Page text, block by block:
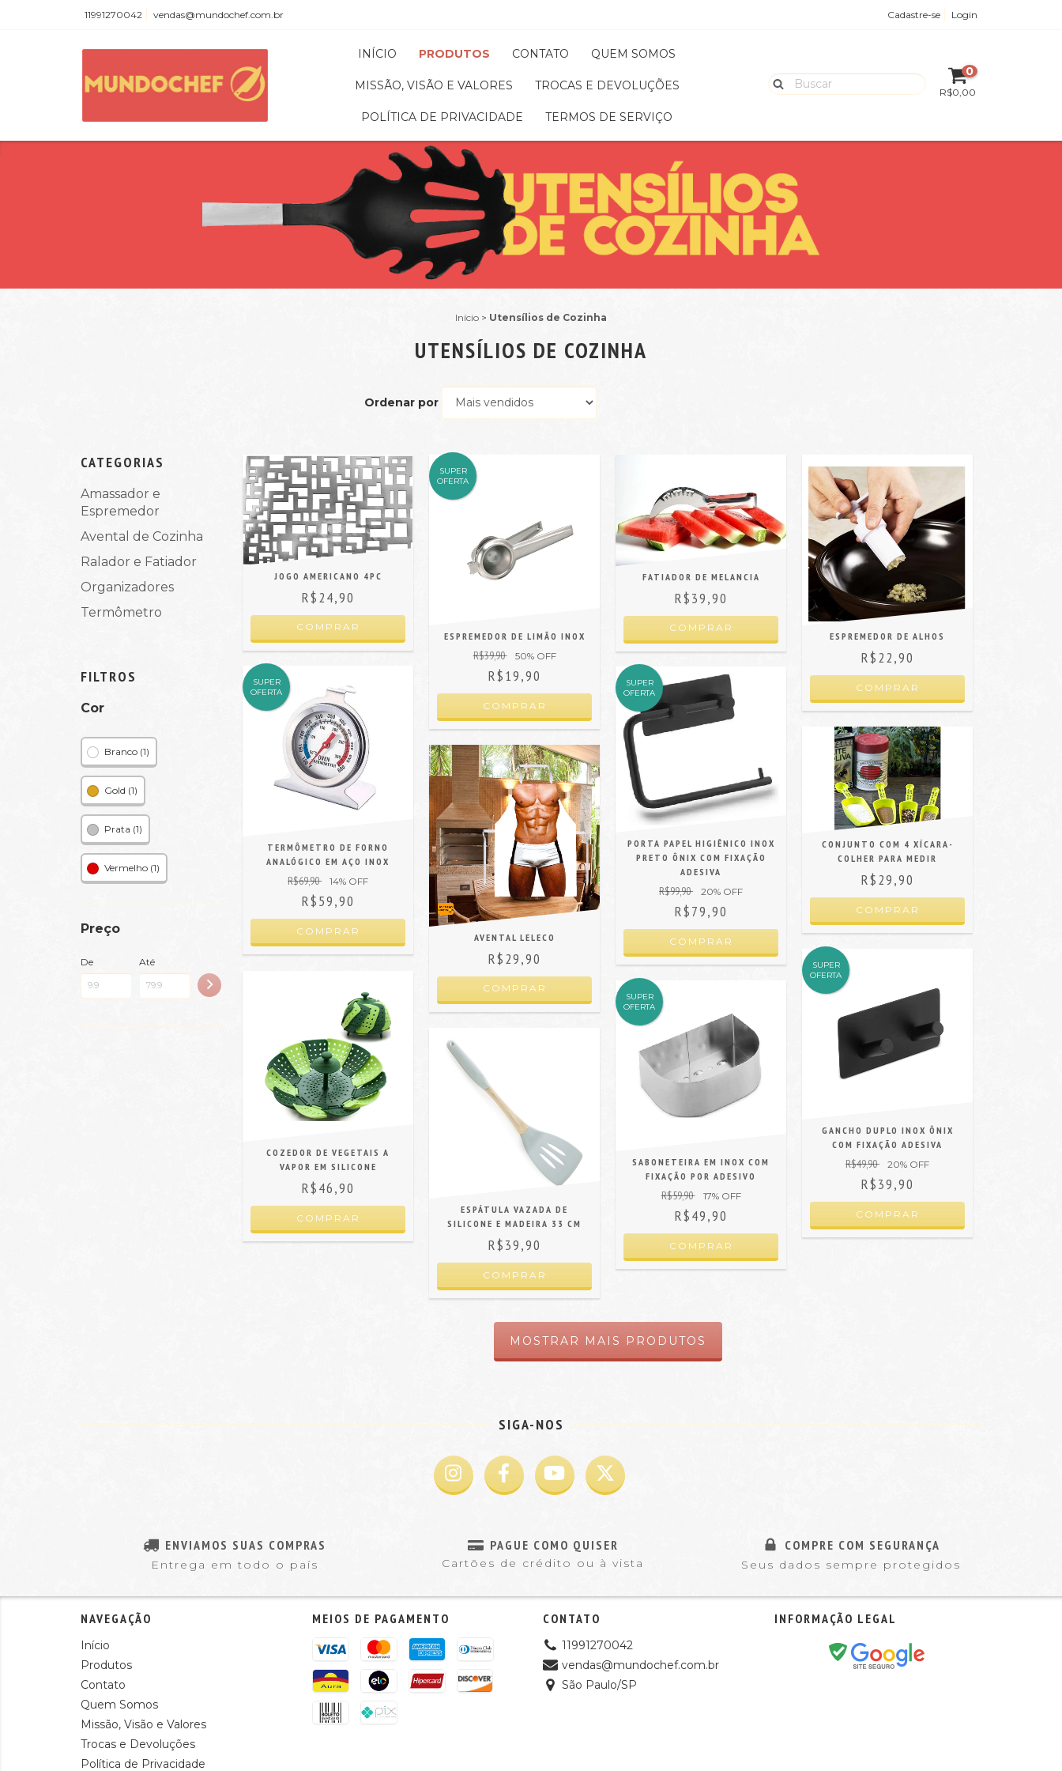
11991270042 vendas@mundochef.com.br Cadastre-se Login
INÍCIO PRODUTOS CONTATO QUEM SOMOS
MISSÃO, VISÃO E VALORES TROCAS E DEVOLUÇÕES
POLÍTICA DE PRIVACIDADE TERMOS DE SERVIÇO
0
R$0,00
Início > Utensílios de Cozinha
UTENSÍLIOS DE COZINHA
Ordenar por
CATEGORIAS
Amassador e
Espremedor
Avental de Cozinha
Ralador e Fatiador
Organizadores
Termômetro
FILTROS
Cor
Branco (1)
Gold (1)
Prata (1)
Vermelho (1)
Preço
De Até
JOGO AMERICANO 4PC
R$24,90
COMPRAR
SUPER
OFERTA
ESPREMEDOR DE LIMÃO INOX
R$39,90 50% OFF
R$19,90
FATIADOR DE MELANCIA
R$39,90
ESPREMEDOR DE ALHOS
R$22,90
SUPER
OFERTA
TERMÔMETRO DE FORNO
ANALÓGICO EM AÇO INOX
R$69,90 14% OFF
R$59,90
AVENTAL LELECO
R$29,90
SUPER
OFERTA
PORTA PAPEL HIGIÊNICO INOX
PRETO ÔNIX COM FIXAÇÃO
ADESIVA
R$99,90 20% OFF
R$79,90
CONJUNTO COM 4 XÍCARA-
COLHER PARA MEDIR
R$29,90
COZEDOR DE VEGETAIS A
VAPOR EM SILICONE
R$46,90
ESPÁTULA VAZADA DE
SILICONE E MADEIRA 33 CM
R$39,90
SUPER
OFERTA
SABONETEIRA EM INOX COM
FIXAÇÃO POR ADESIVO
R$59,90 17% OFF
R$49,90
SUPER
OFERTA
GANCHO DUPLO INOX ÔNIX
COM FIXAÇÃO ADESIVA
R$49,90 20% OFF
R$39,90
MOSTRAR MAIS PRODUTOS
SIGA-NOS
ENVIAMOS SUAS COMPRAS
Entrega em todo o país
PAGUE COMO QUISER
Cartões de crédito ou à vista
COMPRE COM SEGURANÇA
Seus dados sempre protegidos
NAVEGAÇÃO
Início
Produtos
Contato
Quem Somos
Missão, Visão e Valores
Trocas e Devoluções
Política de Privacidade
MEIOS DE PAGAMENTO CONTATO
11991270042
vendas@mundochef.com.br
São Paulo/SP
INFORMAÇÃO LEGAL